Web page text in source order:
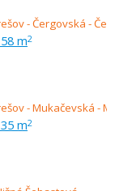
m2
m2